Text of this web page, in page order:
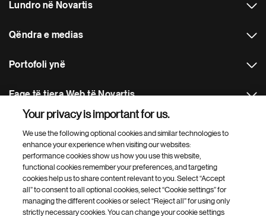
Lundro në Novartis
Qëndra e medias
Portofoli ynë
Faqe të tjera Web të Novartis
Footer Site Search
Your privacy is important for us.
We use the following optional cookies and similar technologies to
enhance your experience when visiting our websites:
performance cookies show us how you use this website,
functional cookies remember your preferences, and targeting
cookies help us to share content relevant to you. Select “Accept
all” to consent to all optional cookies, select “Cookie settings” for
managing the different cookies or select “Reject all” for using only
strictly necessary cookies. You can change your cookie settings